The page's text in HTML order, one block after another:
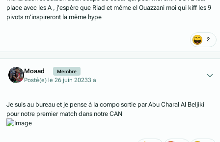
place avec les A , j'espère que Riad et même el Ouazzani moi qui kiff les 9
pivots m'inspireront la même hype
2
Moaad Membre
Posté(e) le 26 juin 20233 a
Je suis au bureau et je pense à la compo sortie par Abu Charal Al Beljiki
pour notre premier match dans notre CAN